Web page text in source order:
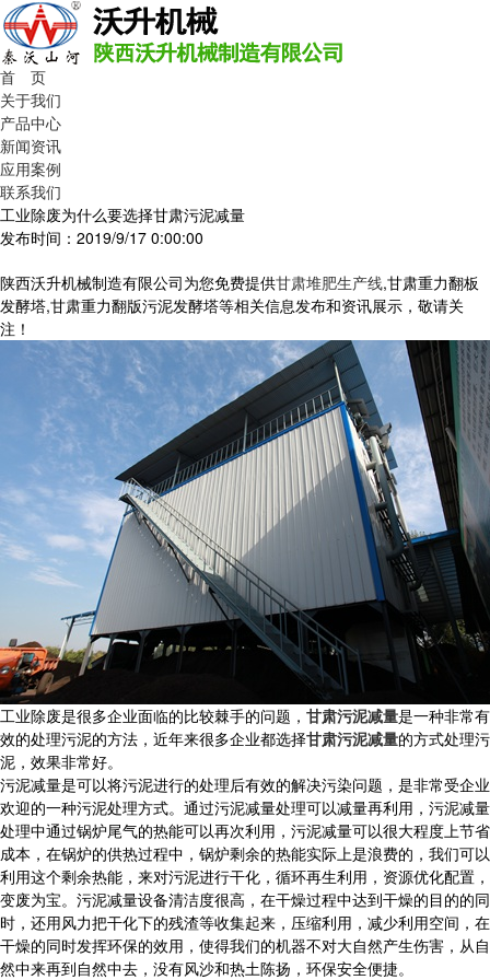
首 页
关于我们
产品中心
新闻资讯
应用案例
联系我们
工业除废为什么要选择甘肃污泥减量
发布时间：2019/9/17 0:00:00
陕西沃升机械制造有限公司为您免费提供甘肃堆肥生产线,甘肃重力翻板
发酵塔,甘肃重力翻版污泥发酵塔等相关信息发布和资讯展示，敬请关
注！
工业除废是很多企业面临的比较棘手的问题， 甘肃污泥减量是一种非常有
效的处理污泥的方法，近年来很多企业都选择甘肃污泥减量的方式处理污
泥，效果非常好。
污泥减量是可以将污泥进行的处理后有效的解决污染问题，是非常受企业
欢迎的一种污泥处理方式。通过污泥减量处理可以减量再利用，污泥减量
处理中通过锅炉尾气的热能可以再次利用，污泥减量可以很大程度上节省
成本，在锅炉的供热过程中，锅炉剩余的热能实际上是浪费的，我们可以
利用这个剩余热能，来对污泥进行干化，循环再生利用，资源优化配置，
变废为宝。污泥减量设备清洁度很高，在干燥过程中达到干燥的目的的同
时，还用风力把干化下的残渣等收集起来，压缩利用，减少利用空间，在
干燥的同时发挥环保的效用，使得我们的机器不对大自然产生伤害，从自
然中来再到自然中去，没有风沙和热土陈扬，环保安全便捷。